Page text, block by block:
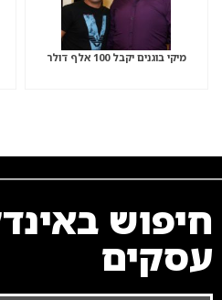
מיקי בוגנים יקבל 100 אלף דולר
חיפוש
עסקים